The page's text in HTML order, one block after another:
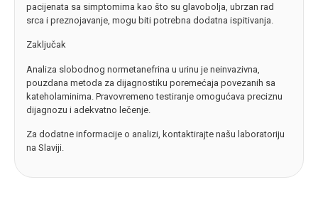
pacijenata sa simptomima kao što su glavobolja, ubrzan rad
srca i preznojavanje, mogu biti potrebna dodatna ispitivanja.
Zaključak
Analiza slobodnog normetanefrina u urinu je neinvazivna,
pouzdana metoda za dijagnostiku poremećaja povezanih sa
kateholaminima. Pravovremeno testiranje omogućava preciznu
dijagnozu i adekvatno lečenje.
Za dodatne informacije o analizi, kontaktirajte našu laboratoriju
na Slaviji.